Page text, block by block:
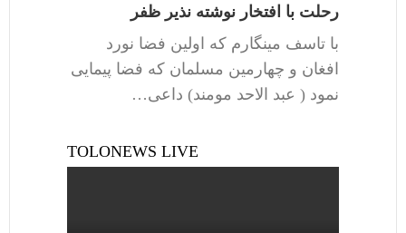
رحلت با افتخار نوشته نذیر ظفر
با تاسف مینگارم که اولین فضا نورد
افغان و چهارمین مسلمان که فضا پیمایی
نمود ( عبد الاحد مومند) داعی…
TOLONEWS LIVE